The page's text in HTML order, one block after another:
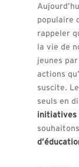
populaire
rappeler
la vie de
jeunes
actions
suscite.
seuls en
initiatives